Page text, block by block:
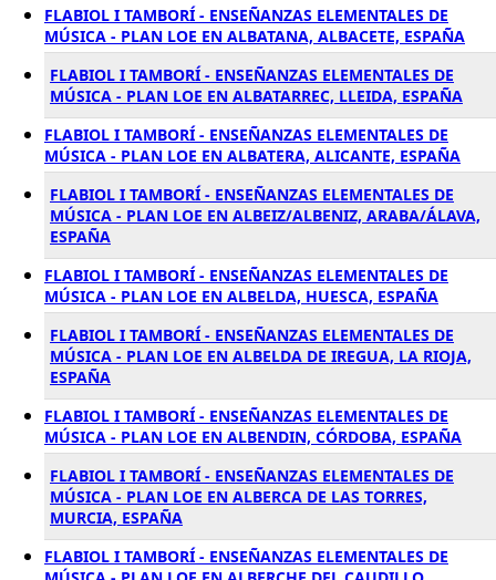
FLABIOL I TAMBORÍ - ENSEÑANZAS ELEMENTALES DE
MÚSICA - PLAN LOE EN ALBATANA, ALBACETE, ESPAÑA
FLABIOL I TAMBORÍ - ENSEÑANZAS ELEMENTALES DE
MÚSICA - PLAN LOE EN ALBATARREC, LLEIDA, ESPAÑA
FLABIOL I TAMBORÍ - ENSEÑANZAS ELEMENTALES DE
MÚSICA - PLAN LOE EN ALBATERA, ALICANTE, ESPAÑA
FLABIOL I TAMBORÍ - ENSEÑANZAS ELEMENTALES DE
MÚSICA - PLAN LOE EN ALBEIZ/ALBENIZ, ARABA/ÁLAVA,
ESPAÑA
FLABIOL I TAMBORÍ - ENSEÑANZAS ELEMENTALES DE
MÚSICA - PLAN LOE EN ALBELDA, HUESCA, ESPAÑA
FLABIOL I TAMBORÍ - ENSEÑANZAS ELEMENTALES DE
MÚSICA - PLAN LOE EN ALBELDA DE IREGUA, LA RIOJA,
ESPAÑA
FLABIOL I TAMBORÍ - ENSEÑANZAS ELEMENTALES DE
MÚSICA - PLAN LOE EN ALBENDIN, CÓRDOBA, ESPAÑA
FLABIOL I TAMBORÍ - ENSEÑANZAS ELEMENTALES DE
MÚSICA - PLAN LOE EN ALBERCA DE LAS TORRES,
MURCIA, ESPAÑA
FLABIOL I TAMBORÍ - ENSEÑANZAS ELEMENTALES DE